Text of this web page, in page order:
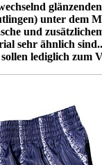
unter dem
und
sehr ähnlich
lediglich zum